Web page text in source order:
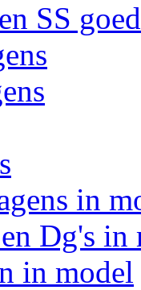
SS
in
Dg's in
in model